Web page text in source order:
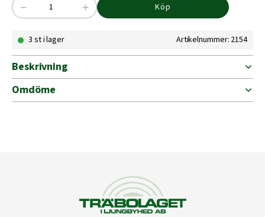
Dryopteris
mas
− + Köp
3 st i lager Artikelnummer: 2154
Beskrivning
Omdöme